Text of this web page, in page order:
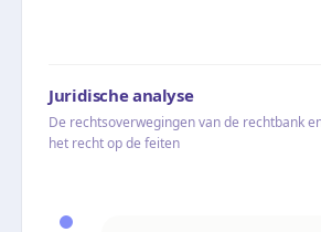
Juridische analyse
De rechtsoverwegingen van de rechtbank
het recht op de feiten